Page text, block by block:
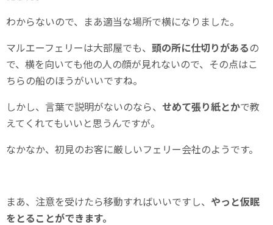
わからないので、まあ適当な場所で横になりました。
マルエーフェリーは大部屋でも、 頭の所に仕切りがあるの
で、横を向いても他の人の顔が見れないので、その点はこ
ちらの船のほうがいいですね。
しかし、言葉で説明がないのなら、 せめて張り紙とかで教
えてくれてもいいと思うんですが。
なかなか、初見のお客に厳しいフェリー会社のようです。
まあ、注意を受けたら移動すればいいですし、 やっと仮眠
をとることができます。